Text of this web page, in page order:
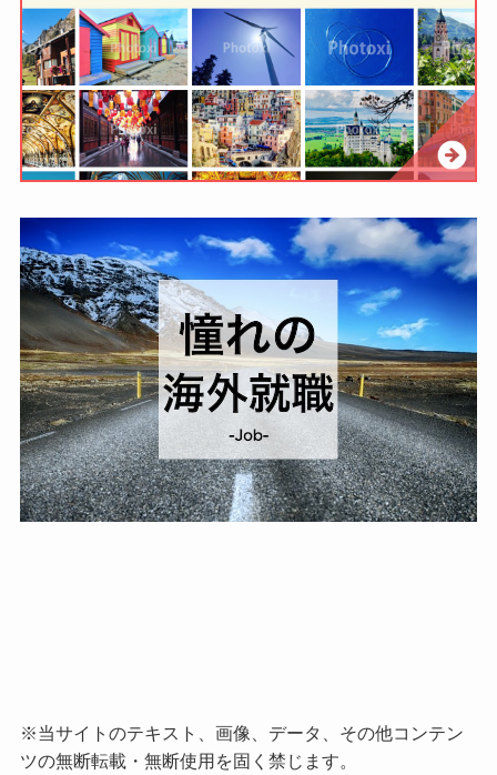
※当サイトのテキスト、画像、データ、その他コンテン
ツの無断転載・無断使用を固く禁じます。